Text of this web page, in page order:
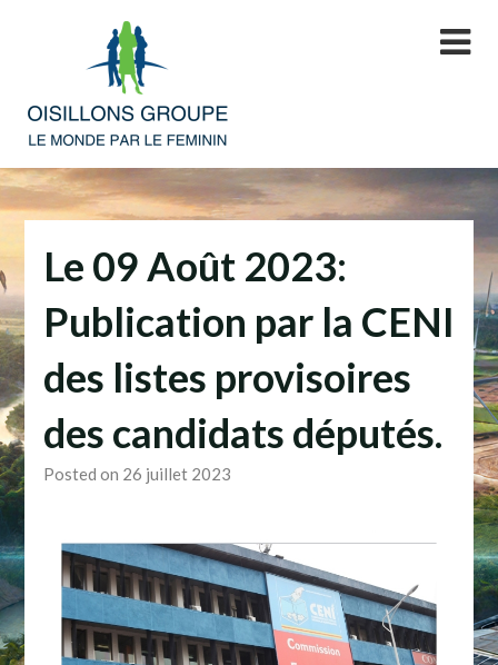
Le 09 Août 2023:
Publication par la CENI
des listes provisoires
des candidats députés.
Posted on 26 juillet 2023